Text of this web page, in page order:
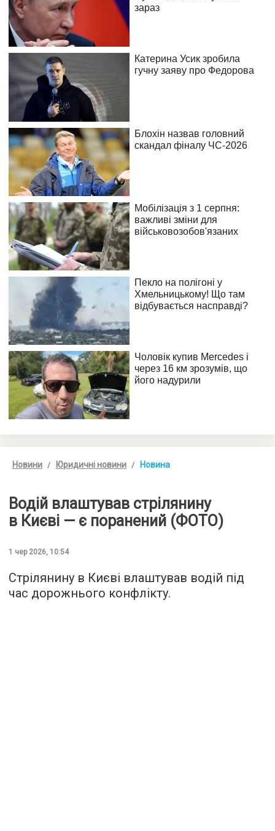
Новини Юридичні новини Новина
Водій влаштував стрілянину
в Києві — є поранений (ФОТО)
1 чер 2026, 10:54
Стрілянину в Києві влаштував водій під
час дорожнього конфлікту.